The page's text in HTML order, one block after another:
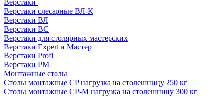
Верстаки
Верстаки слесарные ВЛ-К
Верстаки ВЛ
Верстаки ВС
Верстаки для столярных мастерских
Верстаки Expert и Мастер
Верстаки Profi
Верстаки РМ
Монтажные столы
Столы монтажные СP нагрузка на столешницу 250 кг
Столы монтажные СР-М нагрузка на столешницу 300 кг